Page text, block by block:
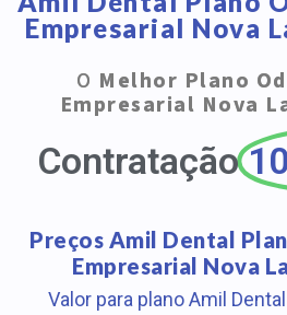
Empresarial Nova
O Melhor Plano
Empresarial Nova
Contratação
Preços Amil Dental
Empresarial Nova
Valor para plano Amil